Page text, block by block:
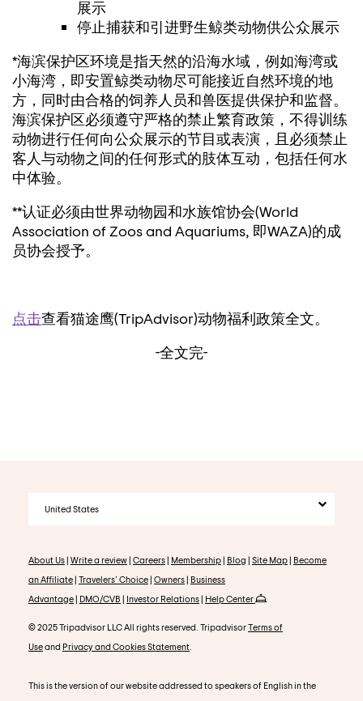
展示
停止捕获和引进野生鲸类动物供公众展示
*海滨保护区环境是指天然的沿海水域，例如海湾或
小海湾，即安置鲸类动物尽可能接近自然环境的地
方，同时由合格的饲养人员和兽医提供保护和监督。
海滨保护区必须遵守严格的禁止繁育政策，不得训练
动物进行任何向公众展示的节目或表演，且必须禁止
客人与动物之间的任何形式的肢体互动，包括任何水
中体验。
**认证必须由世界动物园和水族馆协会(World
Association of Zoos and Aquariums, 即WAZA)的成
员协会授予。
点击查看猫途鹰(TripAdvisor)动物福利政策全文。
-全文完-
United States
About Us| Write a review| Careers| Membership| Blog | Site Map| Become
an Affiliate| Travelers' Choice| Owners| Business
Advantage| DMO/CVB | Investor Relations| Help Center
© 2025 Tripadvisor LLC All rights reserved. TripadvisorTerms of
Useand Privacy and Cookies Statement
This is the version of our website addressed to speakers of English in the